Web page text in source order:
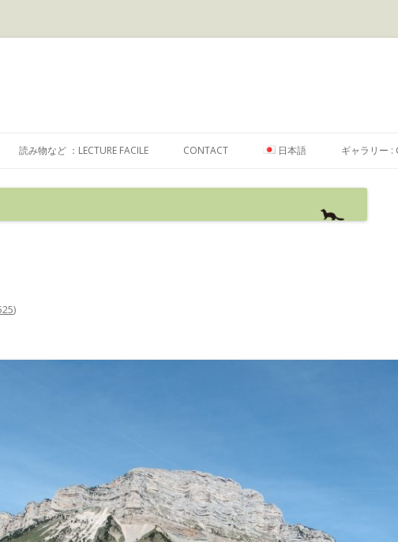
ン
へ
ッ
読み物など ：LECTURE FACILE CONTACT 日本語
FRANÇAIS
ギャラリー :
)